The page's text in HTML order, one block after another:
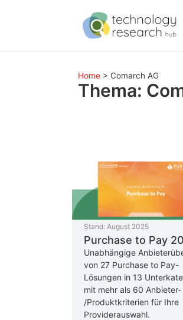
Home > Comarch AG
Thema:
Stand: August 2025
Purchase to Pay
Unabhängige
von 27 Purchase to Pay-
Lösungen in 13
mit mehr als 60 Anbieter-
/Produktkriterien für Ihre
Providerauswahl.